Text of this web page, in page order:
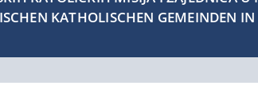
KATHOLISCHEN GEMEINDEN